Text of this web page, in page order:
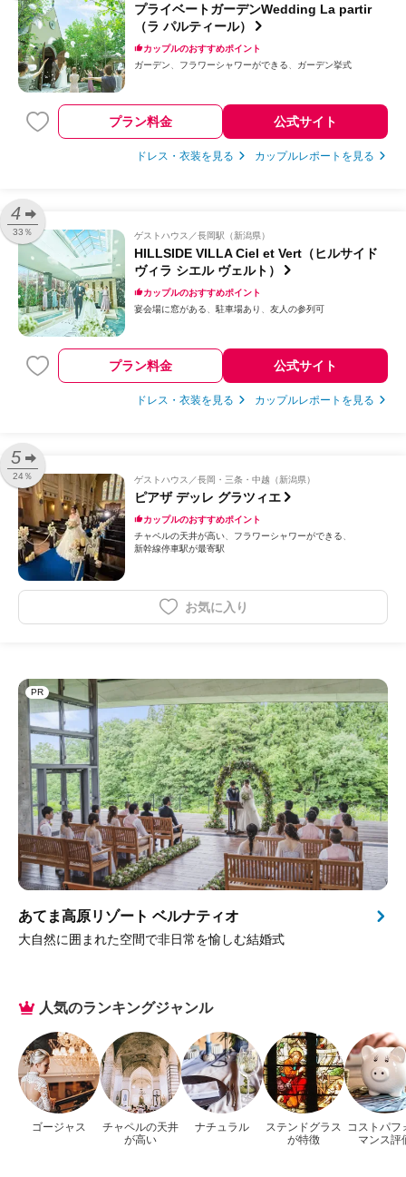
プライベートガーデンWedding La partir
（ラ パルティール）
カップルのおすすめポイント
ガーデン
フラワーシャワーができる ガーデン挙式
プラン料金 公式サイト
ドレス・衣装を見る カップルレポートを見る
4
33％ ゲストハウス 長岡駅（新潟県）
HILLSIDE VILLA Ciel et Vert（ヒルサイド
ヴィラ シエル ヴェルト）
カップルのおすすめポイント
宴会場に窓がある
駐車場あり 友人の参列可
プラン料金 公式サイト
ドレス・衣装を見る カップルレポートを見る
5
24％ ゲストハウス 長岡・三条・中越（新潟県）
ピアザ デッレ グラツィエ
カップルのおすすめポイント
チャペルの天井が高い
フラワーシャワーができる
新幹線停車駅が最寄駅
お気に入り
PR
あてま高原リゾート ベルナティオ
大自然に囲まれた空間で非日常を愉しむ結婚式
人気のランキングジャンル
ゴージャス
チャペルの天井
が高い
ナチュラル
ステンドグラス
が特徴
コストパフ
マンス評